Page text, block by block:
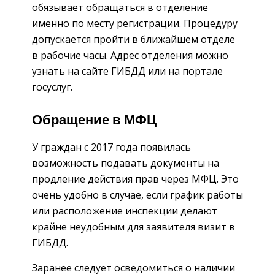
обязывает обращаться в отделение
именно по месту регистрации. Процедуру
допускается пройти в ближайшем отделе
в рабочие часы. Адрес отделения можно
узнать на сайте ГИБДД или на портале
госуслуг.
Обращение в МФЦ
У граждан с 2017 года появилась
возможность подавать документы на
продление действия прав через МФЦ. Это
очень удобно в случае, если график работы
или расположение инспекции делают
крайне неудобным для заявителя визит в
ГИБДД.
Заранее следует осведомиться о наличии